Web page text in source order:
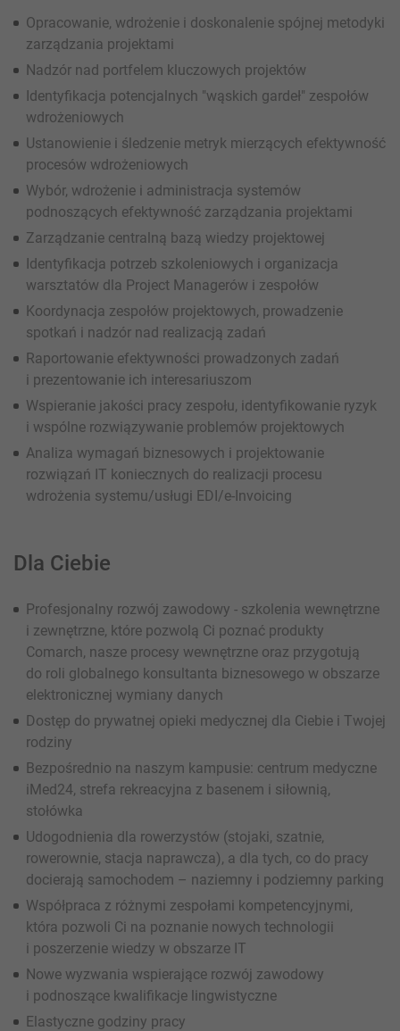
Opracowanie, wdrożenie i doskonalenie spójnej metodyki
zarządzania projektami
Nadzór nad portfelem kluczowych projektów
Identyfikacja potencjalnych "wąskich gardeł" zespołów
wdrożeniowych
Ustanowienie i śledzenie metryk mierzących efektywność
procesów wdrożeniowych
Wybór, wdrożenie i administracja systemów
podnoszących efektywność zarządzania projektami
Zarządzanie centralną bazą wiedzy projektowej
Identyfikacja potrzeb szkoleniowych i organizacja
warsztatów dla Project Managerów i zespołów
Koordynacja zespołów projektowych, prowadzenie
spotkań i nadzór nad realizacją zadań
Raportowanie efektywności prowadzonych zadań
i prezentowanie ich interesariuszom
Wspieranie jakości pracy zespołu, identyfikowanie ryzyk
i wspólne rozwiązywanie problemów projektowych
Analiza wymagań biznesowych i projektowanie
rozwiązań IT koniecznych do realizacji procesu
wdrożenia systemu/usługi EDI/e-Invoicing
Dla Ciebie
Profesjonalny rozwój zawodowy - szkolenia wewnętrzne
i zewnętrzne, które pozwolą Ci poznać produkty
Comarch, nasze procesy wewnętrzne oraz przygotują
do roli globalnego konsultanta biznesowego w obszarze
elektronicznej wymiany danych
Dostęp do prywatnej opieki medycznej dla Ciebie i Twojej
rodziny
Bezpośrednio na naszym kampusie: centrum medyczne
iMed24, strefa rekreacyjna z basenem i siłownią,
stołówka
Udogodnienia dla rowerzystów (stojaki, szatnie,
rowerownie, stacja naprawcza), a dla tych, co do pracy
docierają samochodem – naziemny i podziemny parking
Współpraca z różnymi zespołami kompetencyjnymi,
która pozwoli Ci na poznanie nowych technologii
i poszerzenie wiedzy w obszarze IT
Nowe wyzwania wspierające rozwój zawodowy
i podnoszące kwalifikacje lingwistyczne
Elastyczne godziny pracy